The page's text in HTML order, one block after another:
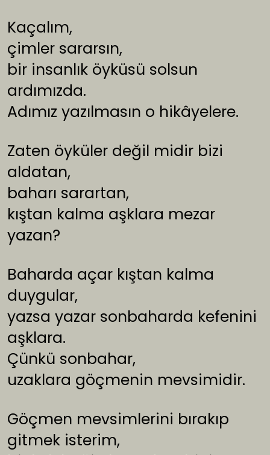
Kaçalım,
çimler sararsın,
bir insanlık öyküsü solsun
ardımızda.
Adımız yazılmasın o hikâyelere.
Zaten öyküler değil midir bizi
aldatan,
baharı sarartan,
kıştan kalma aşklara mezar
yazan?
Baharda açar kıştan kalma
duygular,
yazsa yazar sonbaharda kefenini
aşklara.
Çünkü sonbahar,
uzaklara göçmenin mevsimidir.
Göçmen mevsimlerini bırakıp
gitmek isterim,